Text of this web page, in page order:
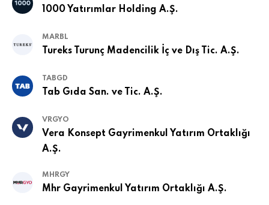
1000 Yatırımlar Holding A.Ş.
MARBL
Tureks Turunç Madencilik İç ve Dış Tic. A.Ş.
TABGD
Tab Gıda San. ve Tic. A.Ş.
VRGYO
Vera Konsept Gayrimenkul Yatırım Ortaklığı
A.Ş.
MHRGY
Mhr Gayrimenkul Yatırım Ortaklığı A.Ş.